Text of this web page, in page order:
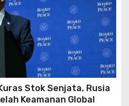
Stok Senjata, Rusia
Keamanan Global